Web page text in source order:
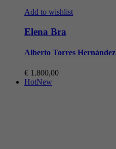
Add to wishlist
Elena Bra
Alberto Torres Hernández
€ 1.800,00
HotNew